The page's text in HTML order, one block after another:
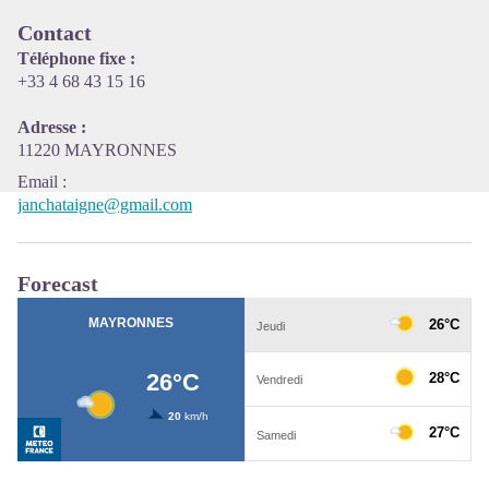
Contact
Téléphone fixe :
+33 4 68 43 15 16
Adresse :
11220 MAYRONNES
Email :
janchataigne@gmail.com
Forecast